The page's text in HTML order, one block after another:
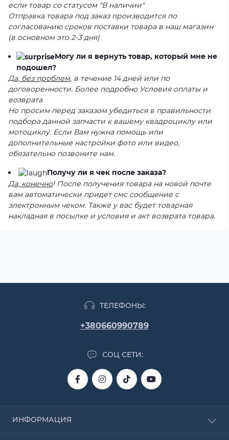
если товар со статусом "В наличии"
Отправка товара под заказ производится по
согласованию сроков поставки товара в наш магазин
(в основном это 2-3 дня)
Могу ли я вернуть товар, который мне не
подошел?
Да, без проблем, в течение 14 дней или по
договоренности. Более подробно Условия оплаты и
возврата
Но просим перед заказом убедиться в правильности
подбора данной запчасти к вашему квадроциклу или
мотоциклу. Если Вам нужна помощь или
дополнительные настройки фото или видео,
обязательно позвоните нам.
Получу ли я чек после заказа?
Да, конечно! После получения товара на новой почте
вам автоматически придет смс сообщение с
электронным чеком. Также у вас будет товарная
накладная в посылке и условия и акт возврата товара.
ТЕЛЕФОНЫ:
+380660990789
СОЦ СЕТИ:
ИНФОРМАЦИЯ